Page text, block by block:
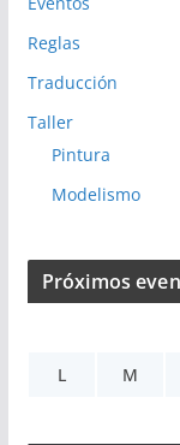
Reglas
Traducción
Taller
Pintura
Modelismo
Próximos
L
M